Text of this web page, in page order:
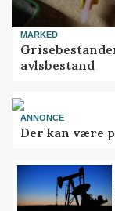
MARKED
avlsbestand
ANNONCE
Der kan være